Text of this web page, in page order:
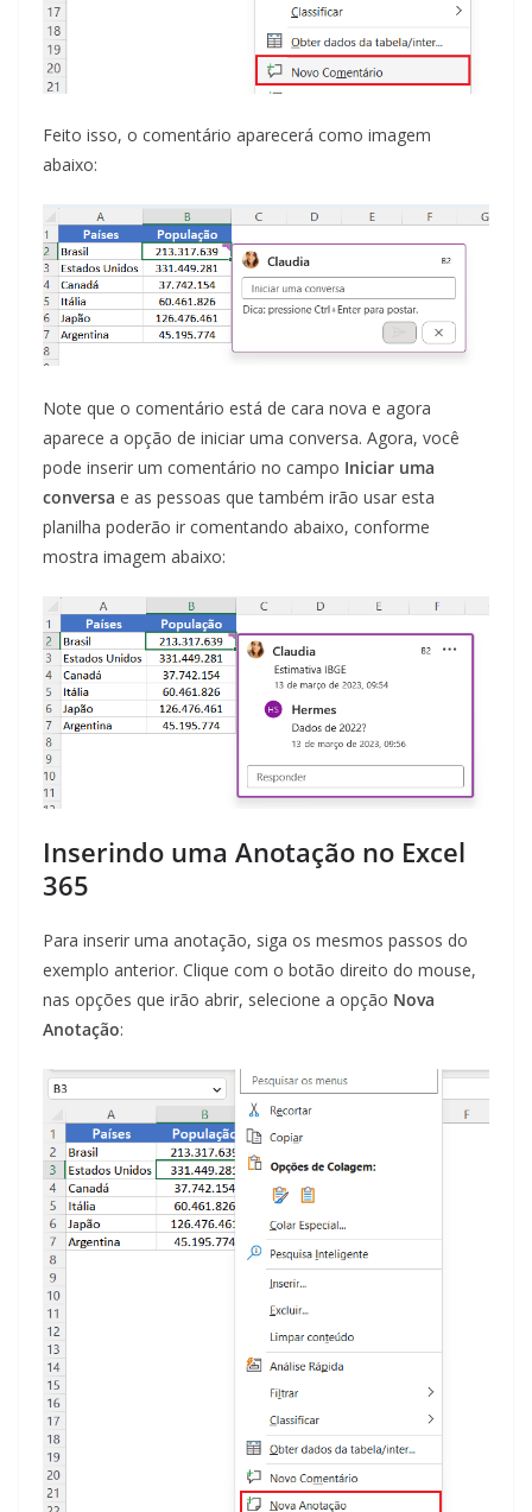
Feito isso, o comentário aparecerá como imagem
abaixo:
Note que o comentário está de cara nova e agora
aparece a opção de iniciar uma conversa. Agora, você
pode inserir um comentário no campo Iniciar uma
conversa e as pessoas que também irão usar esta
planilha poderão ir comentando abaixo, conforme
mostra imagem abaixo:
Inserindo uma Anotação no Excel
365
Para inserir uma anotação, siga os mesmos passos do
exemplo anterior. Clique com o botão direito do mouse,
nas opções que irão abrir, selecione a opção Nova
Anotação: